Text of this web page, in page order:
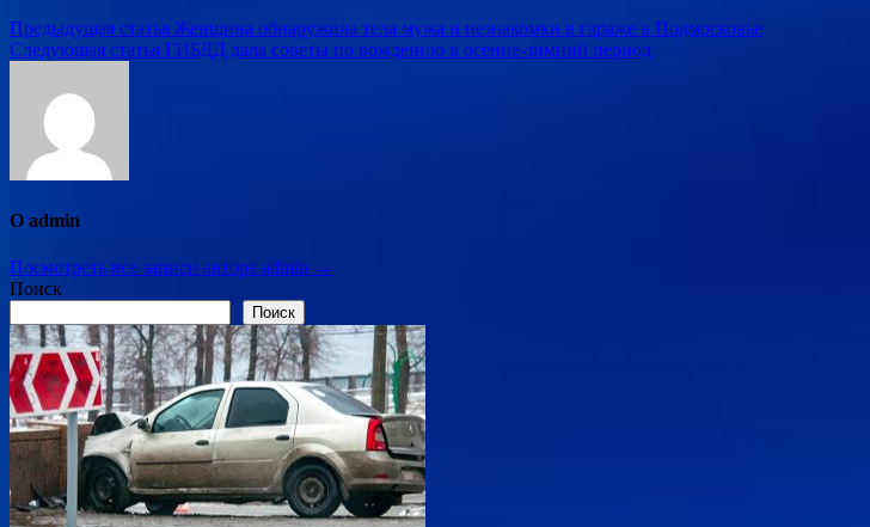
Навигация
по
записям
Предыдущая статья Женщина обнаружила тела мужа и незнакомки в гараже в Подмосковье
Следующая статья ГИБДД дала советы по вождению в осенне-зимний период
О admin
Посмотреть все записи автора admin →
Поиск
Поиск